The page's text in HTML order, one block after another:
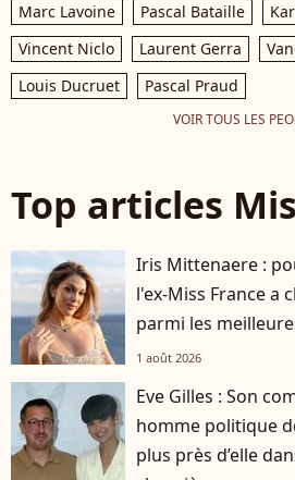
Marc Lavoine Pascal Bataille
Vincent Niclo
Laurent Gerra
Louis Ducruet
Pascal Praud
VOIR TOUS LES
Top articles
Iris Mittenaere :
l'ex-Miss France a
parmi les
1 août 2026
Eve Gilles : Son
homme politique
plus près d’elle